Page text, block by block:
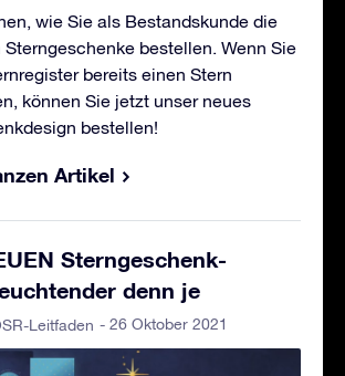
wie Sie als Bestandskunde die
bestellen. Wenn Sie
bereits einen Stern
können Sie jetzt unser neues
bestellen!
Artikel
Sterngeschenk-
denn je
Leitfaden - 26 Oktober 2021